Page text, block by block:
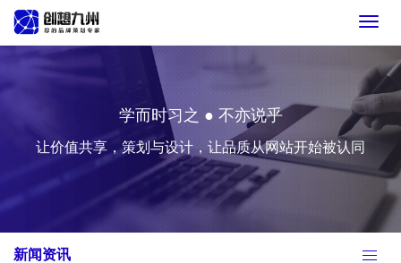
学而时习之 ● 不亦说乎
让价值共享，策划与设计，让品质从网站开始被认同
新闻资讯